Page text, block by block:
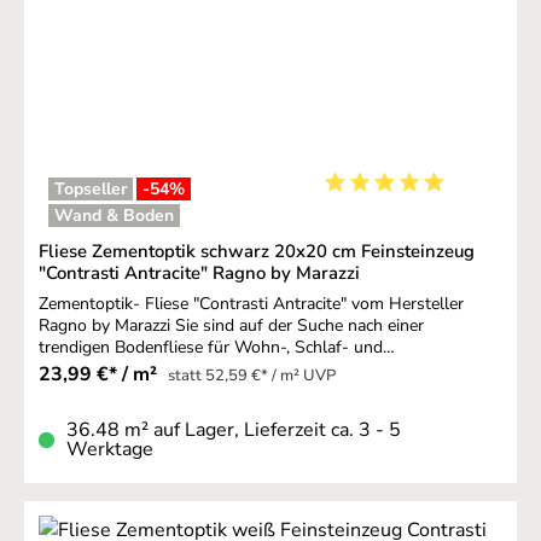
Topseller -54%
Wand & Boden
Fliese Zementoptik schwarz 20x20 cm Feinsteinzeug
"Contrasti Antracite" Ragno by Marazzi
Zementoptik- Fliese "Contrasti Antracite" vom Hersteller
Ragno by Marazzi Sie sind auf der Suche nach einer
trendigen Bodenfliese für Wohn-, Schlaf- und
Arbeitsbereiche? Dann sollten Sie über Modelle in
schönster Zementoptik nachdenken. Eine Fliese im Design
besten Bauhausstil. Funktional und formvollendet lässt sich
mit diesen Bodenbelägen ein völlig
für Fliesen erster Güte und Qualität. Gleichzeitig ist das Label
23,99 €* / m² statt 52,59 €* / m² UVP
36.48 m² auf Lager, Lieferzeit ca. 3 - 5
Werktage